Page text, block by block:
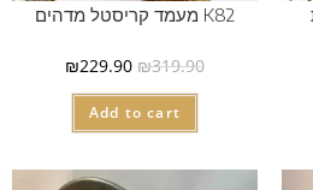
K82 מעמד קריסטל מדהים
₪319.90
₪229.90
Add to cart